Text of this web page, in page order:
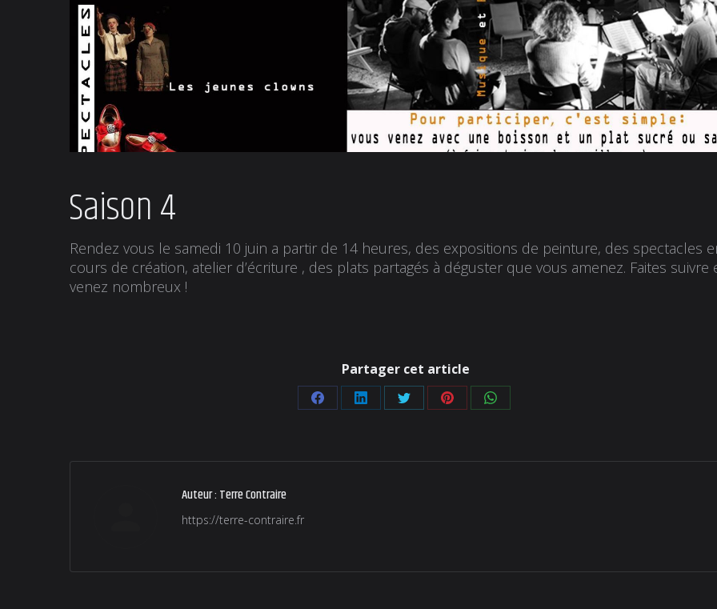
Saison 4
Rendez vous le samedi 10 juin a partir de 14 heures, des expositions de peinture, des spectacles
cours de création, atelier d’écriture , des plats partagés à déguster que vous amenez. Faites suivre
venez nombreux !
Partager cet article
Partager
Facebook
Partager
LinkedIn
Partager
Twitter
Partager
Pinterest
Partager
WhatsApp
Auteur : Terre Contraire
https://terre-contraire.fr